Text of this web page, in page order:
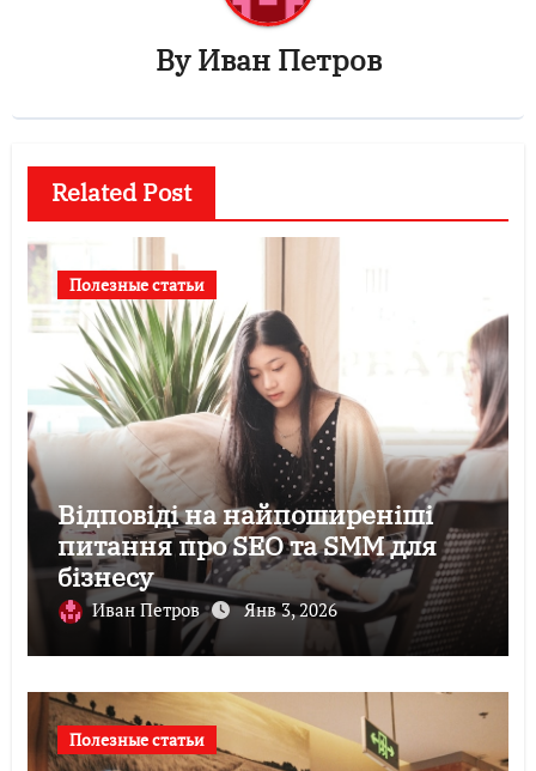
ByИван Петров
Related Post
Полезные статьи
Відповіді на найпоширеніші
питання про SEO та SMM для
бізнесу
Иван Петров Янв 3, 2026
Полезные статьи